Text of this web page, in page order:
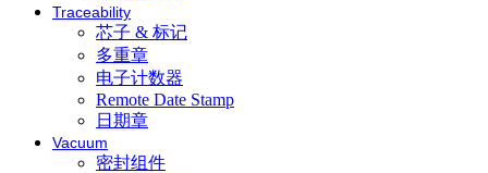
Traceability
芯子 & 标记
多重章
电子计数器
Remote Date Stamp
日期章
Vacuum
密封组件